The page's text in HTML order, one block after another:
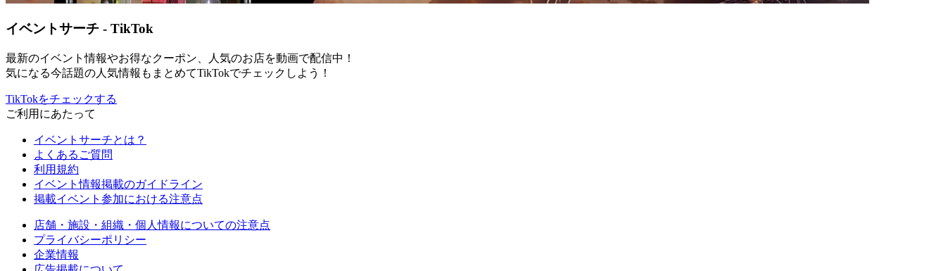
イベントサーチ - TikTok
最新のイベント情報やお得なクーポン、人気のお店を動画で配信中！
気になる今話題の人気情報もまとめてTikTokでチェックしよう！
TikTokをチェックする
ご利用にあたって
イベントサーチとは？
よくあるご質問
利用規約
イベント情報掲載のガイドライン
掲載イベント参加における注意点
店舗・施設・組織・個人情報についての注意点
プライバシーポリシー
企業情報